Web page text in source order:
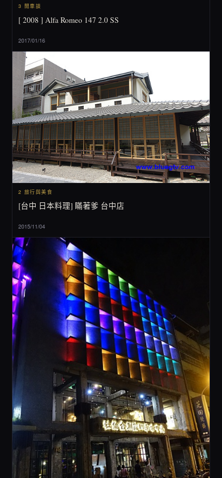
3 閒車談
[ 2008 ] Alfa Romeo 147 2.0 SS
2017/01/16
2 旅行與美食
[台中 日本料理] 瞞著爹 台中店
2015/11/04